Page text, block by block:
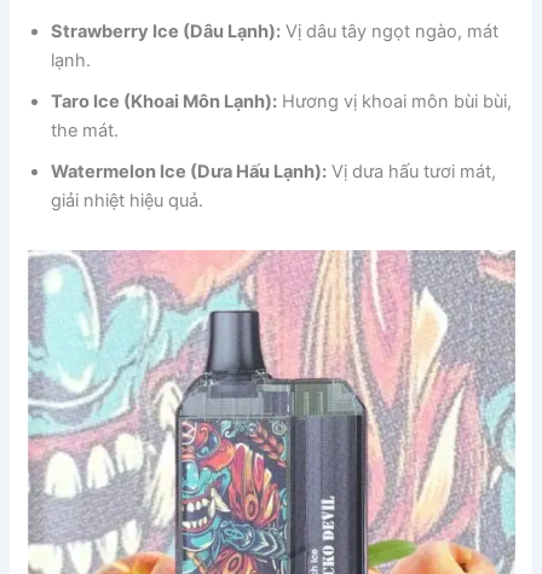
Strawberry Ice (Dâu Lạnh): Vị dâu tây ngọt ngào, mát
lạnh.
Taro Ice (Khoai Môn Lạnh): Hương vị khoai môn bùi bùi,
the mát.
Watermelon Ice (Dưa Hấu Lạnh): Vị dưa hấu tươi mát,
giải nhiệt hiệu quả.